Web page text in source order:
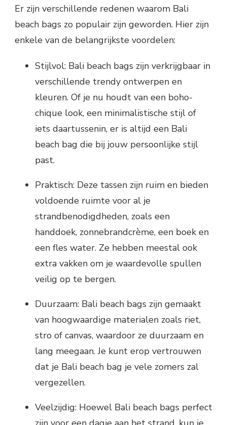
Er zijn verschillende redenen waarom Bali
beach bags zo populair zijn geworden. Hier zijn
enkele van de belangrijkste voordelen:
Stijlvol: Bali beach bags zijn verkrijgbaar in
verschillende trendy ontwerpen en
kleuren. Of je nu houdt van een boho-
chique look, een minimalistische stijl of
iets daartussenin, er is altijd een Bali
beach bag die bij jouw persoonlijke stijl
past.
Praktisch: Deze tassen zijn ruim en bieden
voldoende ruimte voor al je
strandbenodigdheden, zoals een
handdoek, zonnebrandcrème, een boek en
een fles water. Ze hebben meestal ook
extra vakken om je waardevolle spullen
veilig op te bergen.
Duurzaam: Bali beach bags zijn gemaakt
van hoogwaardige materialen zoals riet,
stro of canvas, waardoor ze duurzaam en
lang meegaan. Je kunt erop vertrouwen
dat je Bali beach bag je vele zomers zal
vergezellen.
Veelzijdig: Hoewel Bali beach bags perfect